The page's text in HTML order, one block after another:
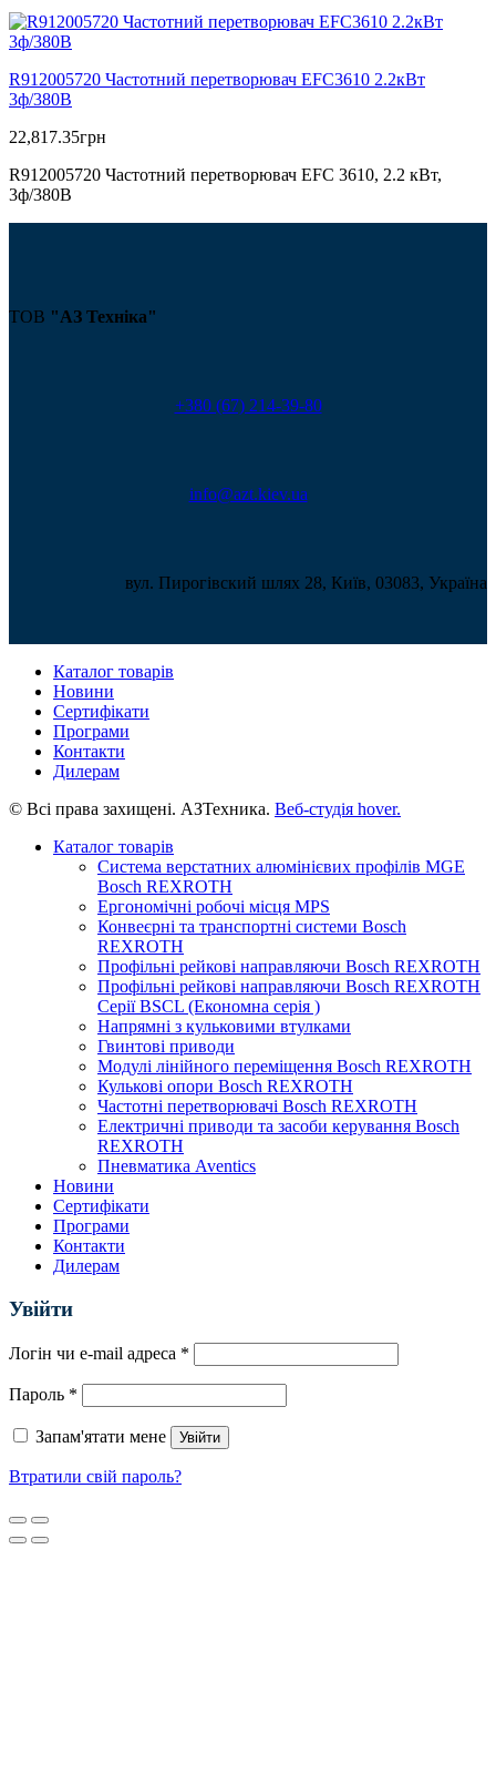
R912005720 Частотний перетворювач EFC3610 2.2кВт
3ф/380В
22,817.35грн
R912005720 Частотний перетворювач EFC 3610, 2.2 кВт,
3ф/380В
ТОВ "АЗ Техніка"
+380 (67) 214-39-80
info@azt.kiev.ua
вул. Пирогівский шлях 28, Київ, 03083, Україна
Каталог товарів
Новини
Сертифікати
Програми
Контакти
Дилерам
© Всі права захищені. АЗТехника. Веб-студія hover.
Каталог товарів
Система верстатних алюмінієвих профілів MGE
Bosch REXROTH
Ергономічні робочі місця MPS
Конвеєрні та транспортні системи Bosch
REXROTH
Профільні рейкові направляючи Bosch REXROTH
Профільні рейкові направляючи Bosch REXROTH
Серії BSCL (Економна серія )
Напрямні з кульковими втулками
Гвинтові приводи
Модулі лінійного переміщення Bosch REXROTH
Кулькові опори Bosch REXROTH
Частотні перетворювачі Bosch REXROTH
Електричні приводи та засоби керування Bosch
REXROTH
Пневматика Aventics
Новини
Сертифікати
Програми
Контакти
Дилерам
Увійти
Логін чи e-mail адреса *
Пароль *
Запам'ятати мене Увійти
Втратили свій пароль?